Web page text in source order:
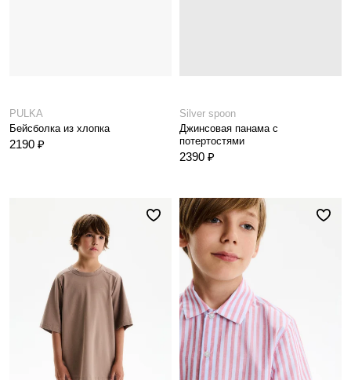
PULKA
Бейсболка из хлопка
2190 ₽
Silver spoon
Джинсовая панама с
потертостями
2390 ₽